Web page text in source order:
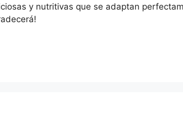
y nutritivas que se adaptan